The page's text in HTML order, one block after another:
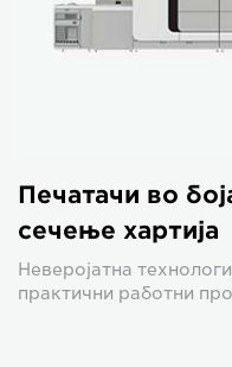
Печатачи во
сечење хартија
Неверојатна
практични работни